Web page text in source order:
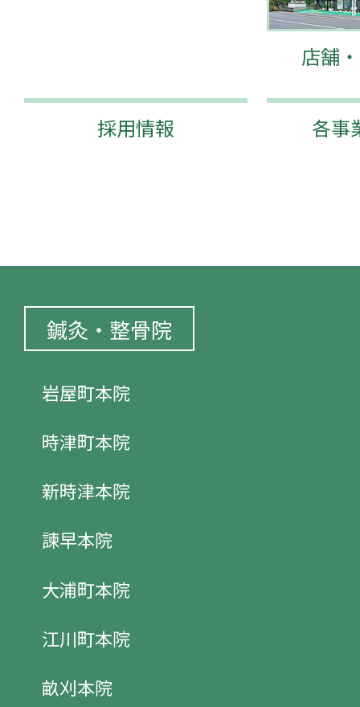
店舗
採用情報 各事
鍼灸・整骨院
岩屋町本院
時津町本院
新時津本院
諫早本院
大浦町本院
江川町本院
畝刈本院